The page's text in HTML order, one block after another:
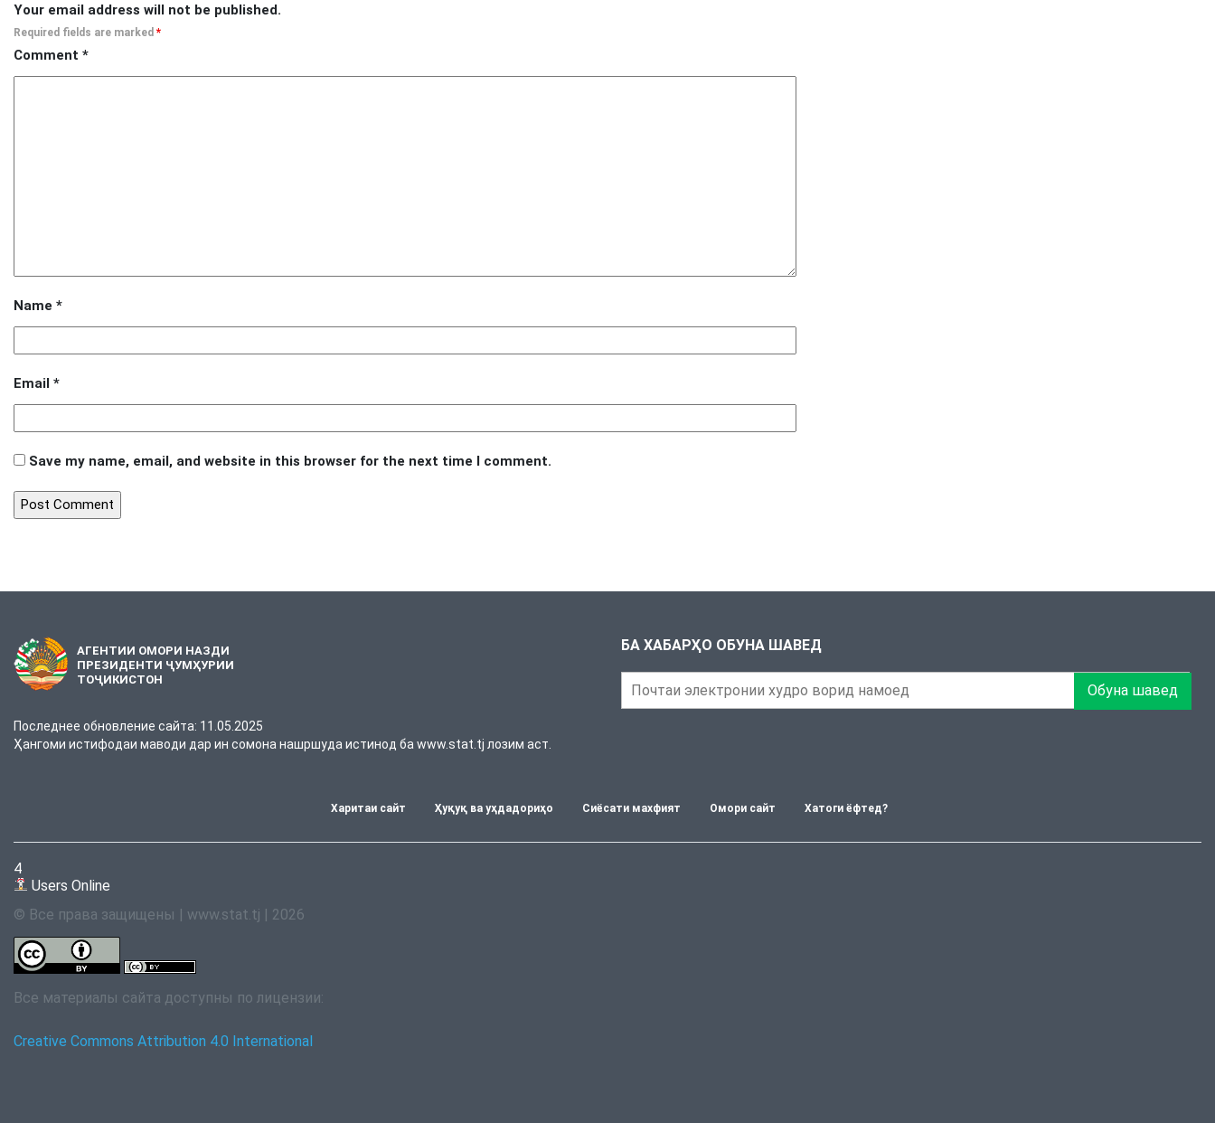
Your email address will not be published.
Required fields are marked *
Comment *
Name *
Email *
Save my name, email, and website in this browser for the next time I comment.
АГЕНТИИ ОМОРИ НАЗДИ
ПРЕЗИДЕНТИ ҶУМҲУРИИ
ТОҶИКИСТОН
Последнее обновление сайта: 11.05.2025
Ҳангоми истифодаи маводи дар ин сомона нашршуда истинод ба www.stat.tj лозим аст.
БА ХАБАРҲО ОБУНА ШАВЕД
Обуна шавед
Харитаи сайт Ҳуқуқ ва уҳдадориҳо Сиёсати махфият Омори сайт Хатоги ёфтед?
4
Users Online
© Все права защищены | www.stat.tj | 2026
Все материалы сайта доступны по лицензии:
Creative Commons Attribution 4.0 International